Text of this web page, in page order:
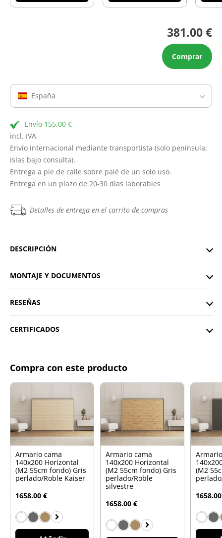
381.00 €
Comprar
España
Envío 155.00 €
incl. IVA
Envío internacional mediante transportista (solo península;
islas bajo consulta).
Entrega a pie de calle sobre palé de un solo uso.
Entrega en un plazo de 20-30 días laborables
Detalles de entrega en el carrito de compras
DESCRIPCIÓN
MONTAJE Y DOCUMENTOS
RESEÑAS
CERTIFICADOS
Compra con este producto
Armario cama
140x200 Horizontal
(M2 55cm fondo) Gris
perlado/Roble Kaiser
1658.00 €
Armario cama
140x200 Horizontal
(M2 55cm fondo) Gris
perlado/Roble
silvestre
1658.00 €
(M2